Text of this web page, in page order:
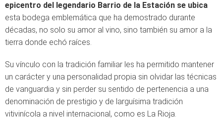
epicentro del legendario Barrio de la Estación se ubica
esta bodega emblemática que ha demostrado durante
décadas, no solo su amor al vino, sino también su amor a la
tierra donde echó raíces.
Su vínculo con la tradición familiar les ha permitido mantener
un carácter y una personalidad propia sin olvidar las técnicas
de vanguardia y sin perder su sentido de pertenencia a una
denominación de prestigio y de larguísima tradición
vitivinícola a nivel in­ternacional, como es La Rioja.